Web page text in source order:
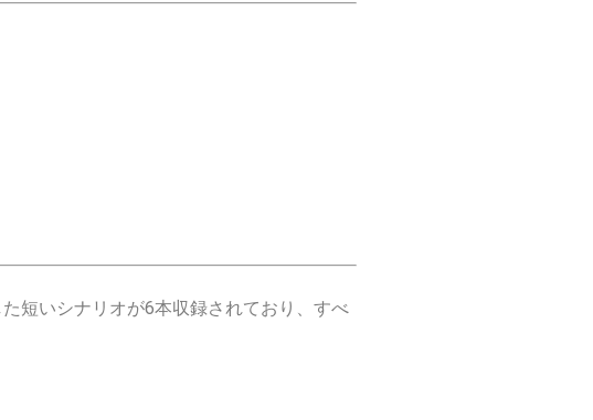
短いシナリオが6本収録されており、すべ